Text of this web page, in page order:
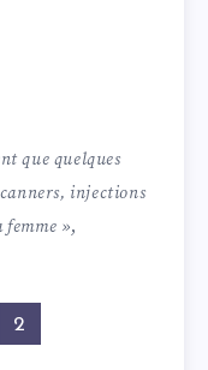
que quelques
injections
femme »,
2